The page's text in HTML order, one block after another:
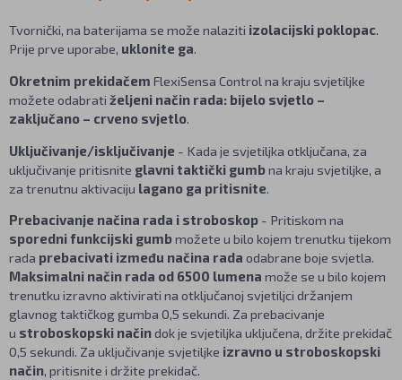
Tvornički, na baterijama se može nalaziti izolacijski poklopac.
Prije prve uporabe, uklonite ga.
Okretnim prekidačem FlexiSensa Control na kraju svjetiljke
možete odabrati željeni način rada: bijelo svjetlo –
zaključano – crveno svjetlo.
Uključivanje/isključivanje - Kada je svjetiljka otključana, za
uključivanje pritisnite glavni taktički gumbna kraju svjetiljke, a
za trenutnu aktivaciju lagano ga pritisnite.
Prebacivanje načina rada i stroboskop - Pritiskom na
sporedni funkcijski gumbmožete u bilo kojem trenutku tijekom
rada prebacivati između načina rada odabrane boje svjetla.
Maksimalni način rada od 6500 lumena može se u bilo kojem
trenutku izravno aktivirati na otključanoj svjetiljci držanjem
glavnog taktičkog gumba 0,5 sekundi. Za prebacivanje
u stroboskopski načindok je svjetiljka uključena, držite prekidač
0,5 sekundi. Za uključivanje svjetiljke izravno u stroboskopski
način, pritisnite i držite prekidač.